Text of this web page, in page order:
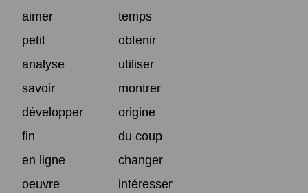
aimer
temps
petit
obtenir
analyse
utiliser
savoir
montrer
développer
origine
fin
du coup
en ligne
changer
oeuvre
intéresser